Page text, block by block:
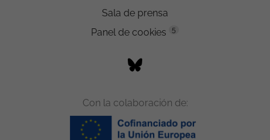
Sala de prensa
Panel de cookies
5
Con la colaboración de: